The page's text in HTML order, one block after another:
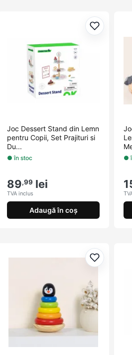
Adaugă
Joc Dessert Stand din Lemn
pentru Copii, Set Prajituri si
Du...
● în stoc
89,99 lei
TVA inclus
Adaugă în coș
●
Adaugă